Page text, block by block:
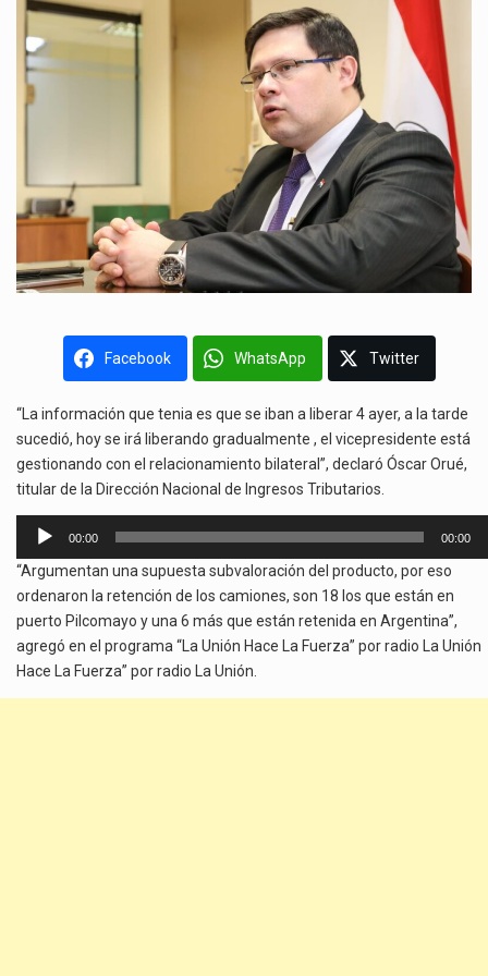
Facebook WhatsApp Twitter
“La información que tenia es que se iban a liberar 4 ayer, a la tarde
sucedió, hoy se irá liberando gradualmente , el vicepresidente está
gestionando con el relacionamiento bilateral”, declaró Óscar Orué,
titular de la Dirección Nacional de Ingresos Tributarios.
Reproductor
audio
00:00 00:00
“Argumentan una supuesta subvaloración del producto, por eso
ordenaron la retención de los camiones, son 18 los que están en
puerto Pilcomayo y una 6 más que están retenida en Argentina”,
agregó en el programa “La Unión Hace La Fuerza” por radio La Unión
Hace La Fuerza” por radio La Unión.